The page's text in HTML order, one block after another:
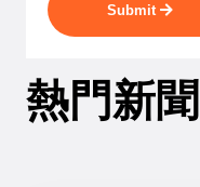
Submit
熱門新聞